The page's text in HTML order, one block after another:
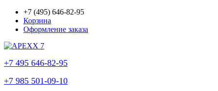
+7 (495) 646-82-95
Корзина
Оформление заказа
+7 495 646-82-95
+7 985 501-09-10